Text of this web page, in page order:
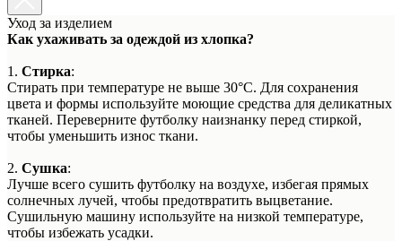
Уход за изделием
Как ухаживать за одеждой из хлопка?
1. Стирка:
Стирать при температуре не выше 30°C. Для сохранения
цвета и формы используйте моющие средства для деликатных
тканей. Переверните футболку наизнанку перед стиркой,
чтобы уменьшить износ ткани.
2. Сушка:
Лучше всего сушить футболку на воздухе, избегая прямых
солнечных лучей, чтобы предотвратить выцветание.
Сушильную машину используйте на низкой температуре,
чтобы избежать усадки.